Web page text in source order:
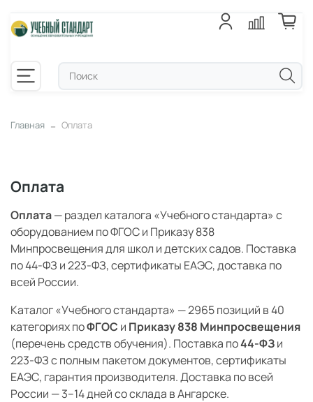
Главная Оплата
Оплата
Оплата— раздел каталога «Учебного стандарта» с
оборудованием по ФГОС и Приказу 838
Минпросвещения для школ и детских садов. Поставка
по 44-ФЗ и 223-ФЗ, сертификаты ЕАЭС, доставка по
всей России.
Каталог «Учебного стандарта» — 2965 позиций в 40
категориях поФГОС и Приказу 838 Минпросвещения
(перечень средств обучения). Поставка по44-ФЗи
223-ФЗ с полным пакетом документов, сертификаты
ЕАЭС, гарантия производителя. Доставка по всей
России — 3–14 дней со склада в Ангарске.